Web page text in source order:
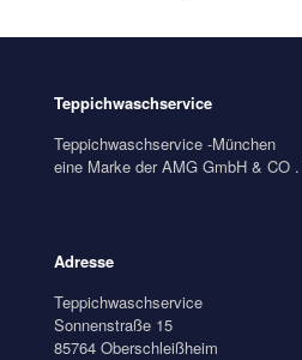
Teppichwaschservice
Teppichwaschservice -München
eine Marke der AMG GmbH & CO
Adresse
Teppichwaschservice
Sonnenstraße 15
85764 Oberschleißheim